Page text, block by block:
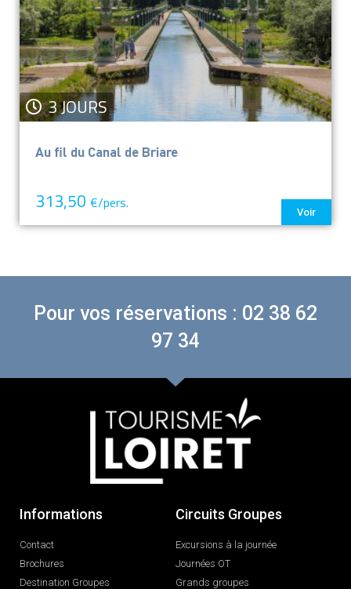
3 JOURS
Au fil du Canal de Briare
313,50 €/pers.
Voir
Pour vos réservations : 02 38 62
97 34
Informations
Contact
Brochures
Destination Groupes
Circuits Groupes
Excursions à la journée
Journées OT
Grands groupes